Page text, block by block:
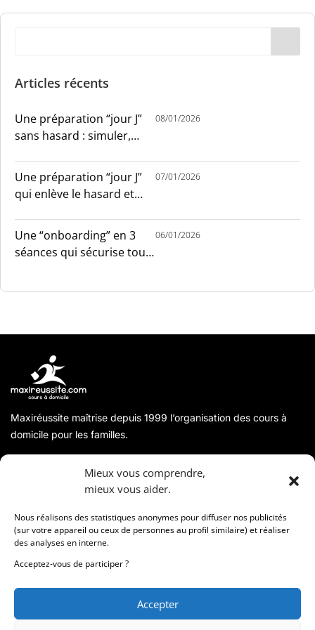
Mieux vous comprendre,
mieux vous aider.
Nous réalisons des statistiques anonymes pour diffuser nos publicités
(sur votre appareil ou ceux de personnes au profil similaire) et réaliser
des analyses en interne.
Acceptez-vous de participer ?
Accepter
Articles récents
Une préparation “jour J”
sans hasard : simuler,
08/01/2026
Une préparation “jour J”
qui enlève le hasard et
07/01/2026
Une “onboarding” en 3
séances qui sécurise tout
06/01/2026
Maxiréussite maîtrise depuis 1999 l’organisation des cours à
domicile pour les familles.
Coordonnées